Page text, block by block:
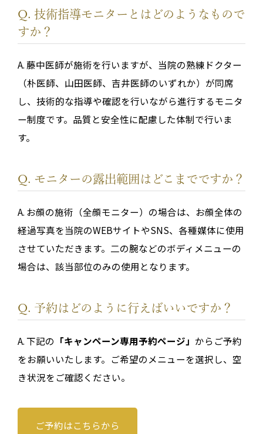
Q. 技術指導モニターとはどのようなもので
すか？
A. 藤中医師が施術を行いますが、当院の熟練ドクター
（朴医師、山田医師、吉井医師のいずれか）が同席
し、技術的な指導や確認を行いながら進行するモニタ
ー制度です。品質と安全性に配慮した体制で行いま
す。
Q. モニターの露出範囲はどこまでですか？
A. お顔の施術（全顔モニター）の場合は、お顔全体の
経過写真を当院のWEBサイトやSNS、各種媒体に使用
させていただきます。二の腕などのボディメニューの
場合は、該当部位のみの使用となります。
Q. 予約はどのように行えばいいですか？
A. 下記の 「キャンペーン専用予約ページ」 からご予約
をお願いいたします。ご希望のメニューを選択し、空
き状況をご確認ください。
ご予約はこちらから